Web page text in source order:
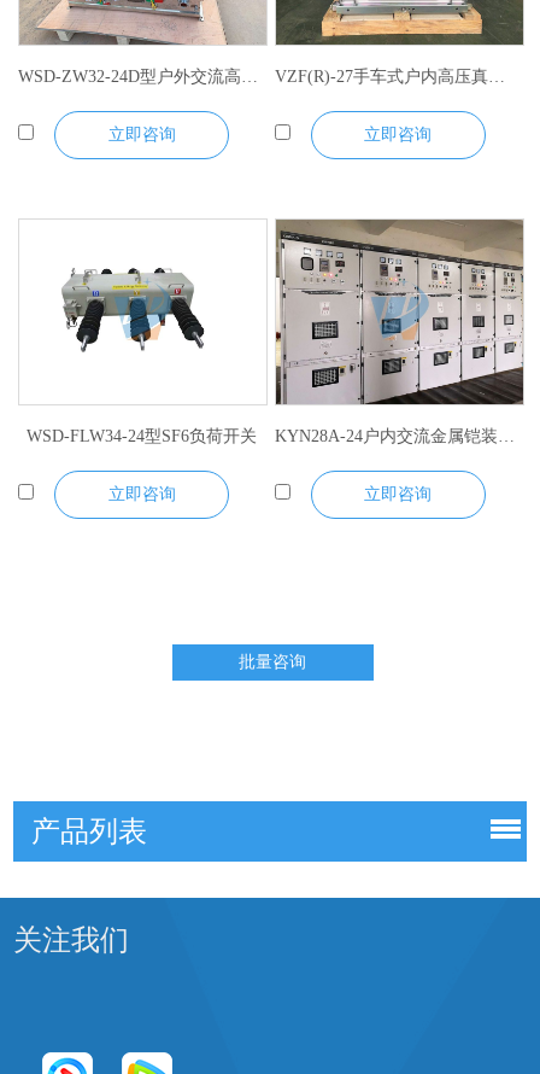
WSD-ZW32-24D型户外交流高压真空断路器
立即咨询
VZF(R)-27手车式户内高压真空负荷开关
立即咨询
WSD-FLW34-24型SF6负荷开关
立即咨询
KYN28A-24户内交流金属铠装抽出式开关柜
立即咨询
产品列表
关注我们